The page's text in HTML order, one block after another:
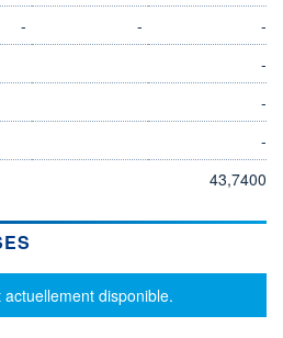
- -
-
-
-
-
43,7400
disponible.